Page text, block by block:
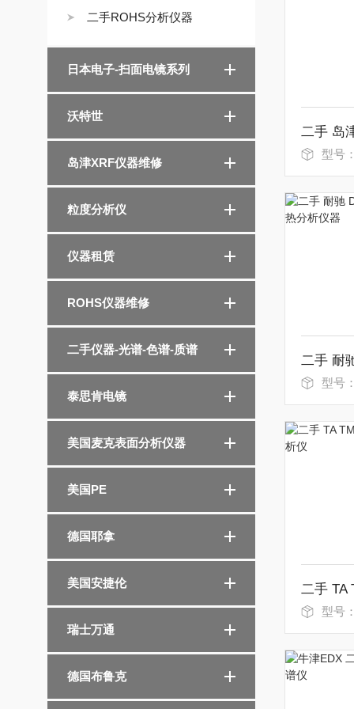
二手ROHS分析仪器
日本电子-扫面电镜系列
沃特世
岛津XRF仪器维修
粒度分析仪
仪器租赁
ROHS仪器维修
二手仪器-光谱-色谱-质谱
泰思肯电镜
美国麦克表面分析仪器
美国PE
德国耶拿
美国安捷伦
瑞士万通
德国布鲁克
型号
型号
型号